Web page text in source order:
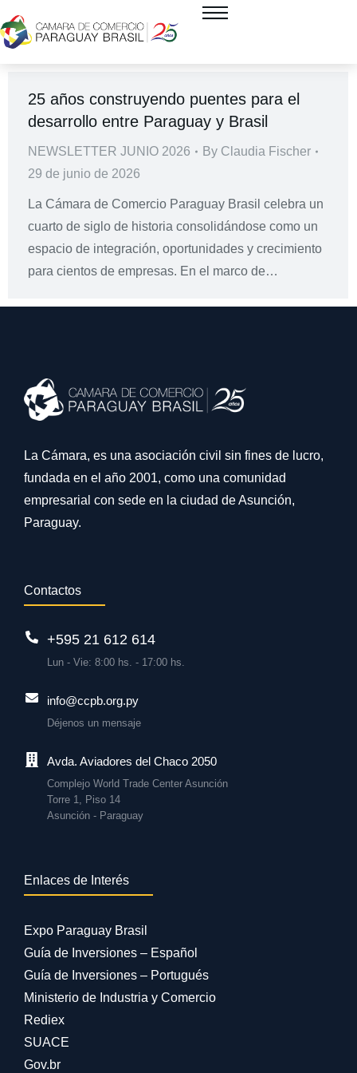
25 años construyendo puentes para el
desarrollo entre Paraguay y Brasil
NEWSLETTER JUNIO 2026 By Claudia Fischer
29 de junio de 2026
La Cámara de Comercio Paraguay Brasil celebra un
cuarto de siglo de historia consolidándose como un
espacio de integración, oportunidades y crecimiento
para cientos de empresas. En el marco de…
La Cámara, es una asociación civil sin fines de lucro,
fundada en el año 2001, como una comunidad
empresarial con sede en la ciudad de Asunción,
Paraguay.
Contactos
+595 21 612 614
Lun - Vie: 8:00 hs. - 17:00 hs.
info@ccpb.org.py
Déjenos un mensaje
Avda. Aviadores del Chaco 2050
Complejo World Trade Center Asunción
Torre 1, Piso 14
Asunción - Paraguay
Enlaces de Interés
Expo Paraguay Brasil
Guía de Inversiones – Español
Guía de Inversiones – Portugués
Ministerio de Industria y Comercio
Rediex
SUACE
Gov.br